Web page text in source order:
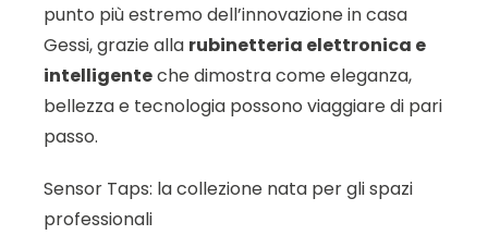
punto più estremo dell’innovazione in casa
Gessi, grazie alla rubinetteria elettronica e
intelligenteche dimostra come eleganza,
bellezza e tecnologia possono viaggiare di pari
passo.
Sensor Taps: la collezione nata per gli spazi
professionali